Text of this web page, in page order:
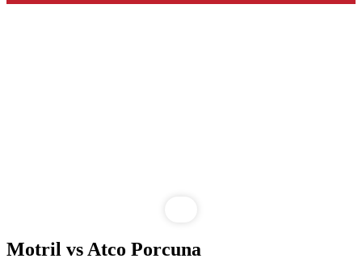
Saltar
al
Motril vs Atco Porcuna